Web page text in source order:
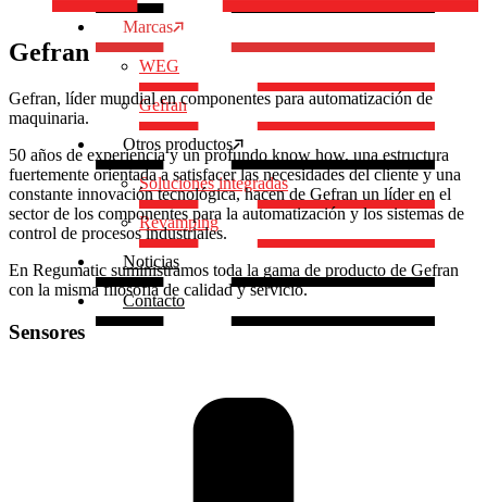
Marcas
WEG
Gefran
Otros productos
Soluciones integradas
Revamping
Noticias
Contacto
Gefran
Gefran, líder mundial en componentes para automatización de
maquinaria.
50 años de experiencia y un profundo know how, una estructura
fuertemente orientada a satisfacer las necesidades del cliente y una
constante innovación tecnológica, hacen de Gefran un líder en el
sector de los componentes para la automatización y los sistemas de
control de procesos industriales.
En Regumatic suministramos toda la gama de producto de Gefran
con la misma filosofía de calidad y servicio.
Sensores